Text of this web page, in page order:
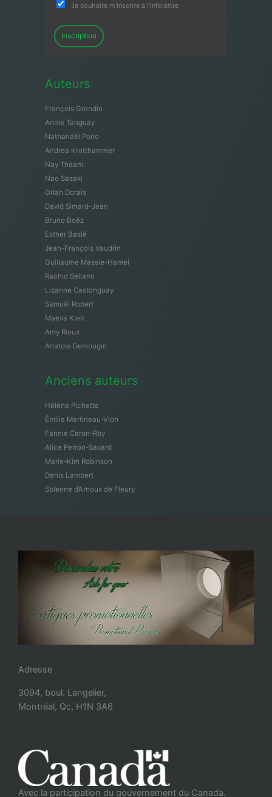
Je souhaite m'inscrire à l'infolettre
Inscription
Auteurs
François Grondin
Annie Tanguay
Nathanaël Pono
Andrea Krotthammer
Nay Theam
Nao Sasaki
Orian Dorais
David Simard-Jean
Bruno Boëz
Esther Baslé
Jean-François Vaudrin
Guillaume Massie-Hamel
Rachid Sellami
Lizanne Castonguay
Samuël Robert
Maeva Kleit
Amy Rioux
Anatole Demougin
Anciens auteurs
Hélène Pichette
Émilie Martineau-Vion
Fannie Caron-Roy
Alice Perron-Savard
Marie-Kim Robinson
Denis Lambert
Solenne d’Arnoux de Fleury
Adresse
3094, boul. Langelier,
Montréal, Qc, H1N 3A6
Avec la participation du gouvernement du Canada.